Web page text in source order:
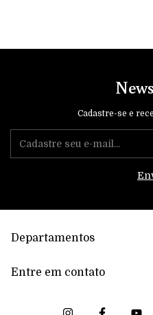
Cadastre-se e
Departamentos
Entre em contato